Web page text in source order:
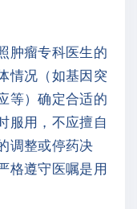
肿瘤专科医生的
情况（如基因突
等）确定合适的
服用，不应擅自
调整或停药决
格遵守医嘱是用